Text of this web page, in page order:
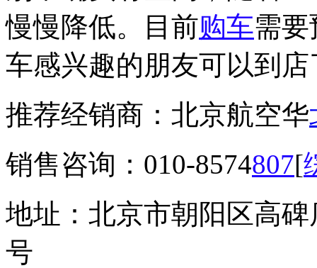
慢慢降低。目前购车需
车感兴趣的朋友可以到
推荐经销商：北京航空华
销售咨询：010-8574807[
地址：北京市朝阳区高
号